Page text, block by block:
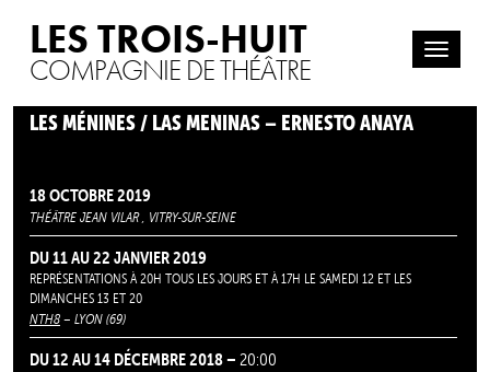
LES TROIS-HUIT
COMPAGNIE DE THÉÂTRE
LES MÉNINES / LAS MENINAS – ERNESTO ANAYA
18 OCTOBRE 2019
THÉÂTRE JEAN VILAR , VITRY-SUR-SEINE
DU 11 AU 22 JANVIER 2019
REPRÉSENTATIONS À 20H TOUS LES JOURS ET À 17H LE SAMEDI 12 ET LES
DIMANCHES 13 ET 20
NTH8– LYON (69)
DU 12 AU 14 DÉCEMBRE 2018 – 20:00